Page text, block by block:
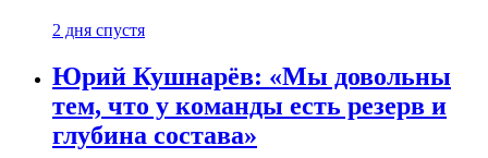
2 дня спустя
Юрий Кушнарёв: «Мы довольны
тем, что у команды есть резерв и
глубина состава»